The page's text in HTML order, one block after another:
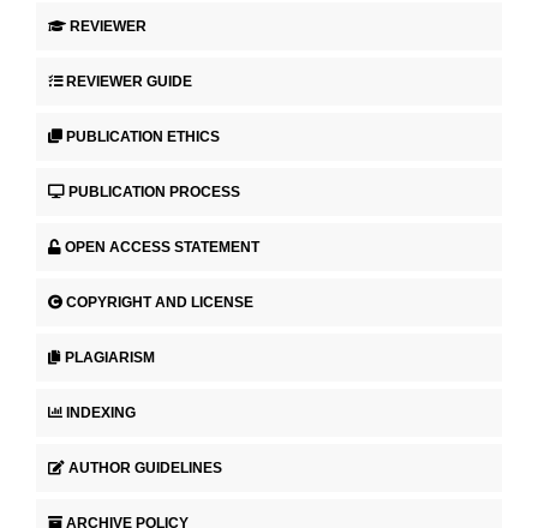
REVIEWER
REVIEWER GUIDE
PUBLICATION ETHICS
PUBLICATION PROCESS
OPEN ACCESS STATEMENT
COPYRIGHT AND LICENSE
PLAGIARISM
INDEXING
AUTHOR GUIDELINES
ARCHIVE POLICY